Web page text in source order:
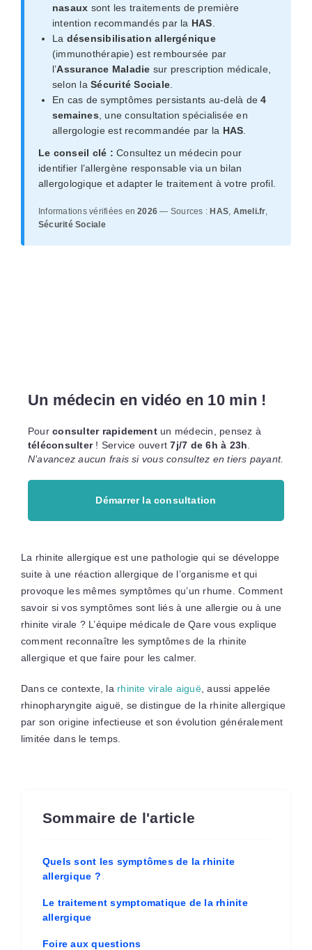
nasaux sont les traitements de première
intention recommandés par la HAS
La désensibilisation allergénique
(immunothérapie) est remboursée par
l’Assurance Maladie sur prescription médicale,
selon laSécurité Sociale
En cas de symptômes persistants au-delà de4
semaines , une consultation spécialisée en
allergologie est recommandée par la HAS
Le conseil clé : Consultez un médecin pour
identifier l’allergène responsable via un bilan
allergologique et adapter le traitement à votre profil.
Informations vérifiées en2026 — Sources : HAS, Ameli.fr,
Sécurité Sociale
Un médecin en vidéo en 10 min !
Pourconsulter rapidementun médecin, pensez à
téléconsulter! Service ouvert7j/7 de 6h à 23h
N’avancez aucun frais si vous consultez en tiers payant.
Démarrer la consultation
La rhinite allergique est une pathologie qui se développe
suite à une réaction allergique de l’organisme et qui
provoque les mêmes symptômes qu’un rhume. Comment
savoir si vos symptômes sont liés à une allergie ou à une
rhinite virale ? L’équipe médicale de Qare vous explique
comment reconnaître les symptômes de la rhinite
allergique et que faire pour les calmer.
Dans ce contexte, la rhinite virale aiguë, aussi appelée
rhinopharyngite aiguë, se distingue de la rhinite allergique
par son origine infectieuse et son évolution généralement
limitée dans le temps.
Sommaire de l'article
Quels sont les symptômes de la rhinite
allergique ?
Le traitement symptomatique de la rhinite
allergique
Foire aux questions